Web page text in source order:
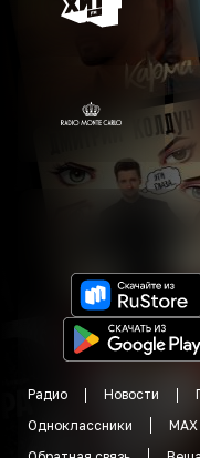
Радио Новости
Одноклассники
MAX